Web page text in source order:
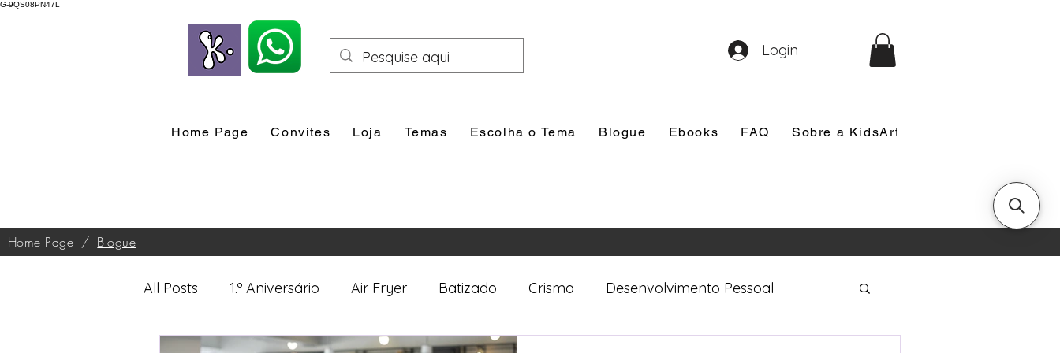
G-9QS08PN47L
Home Page Convites Loja Temas Escolha o Tema Blogue Ebooks FAQ Sobre a KidsArt
Login
Home Page / Blogue
All Posts 1.º Aniversário Air Fryer Batizado Crisma Desenvolvimento Pessoal